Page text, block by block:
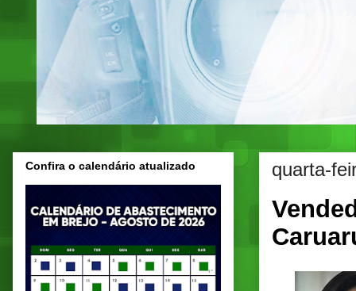
quarta-
Confira o calendário atualizado